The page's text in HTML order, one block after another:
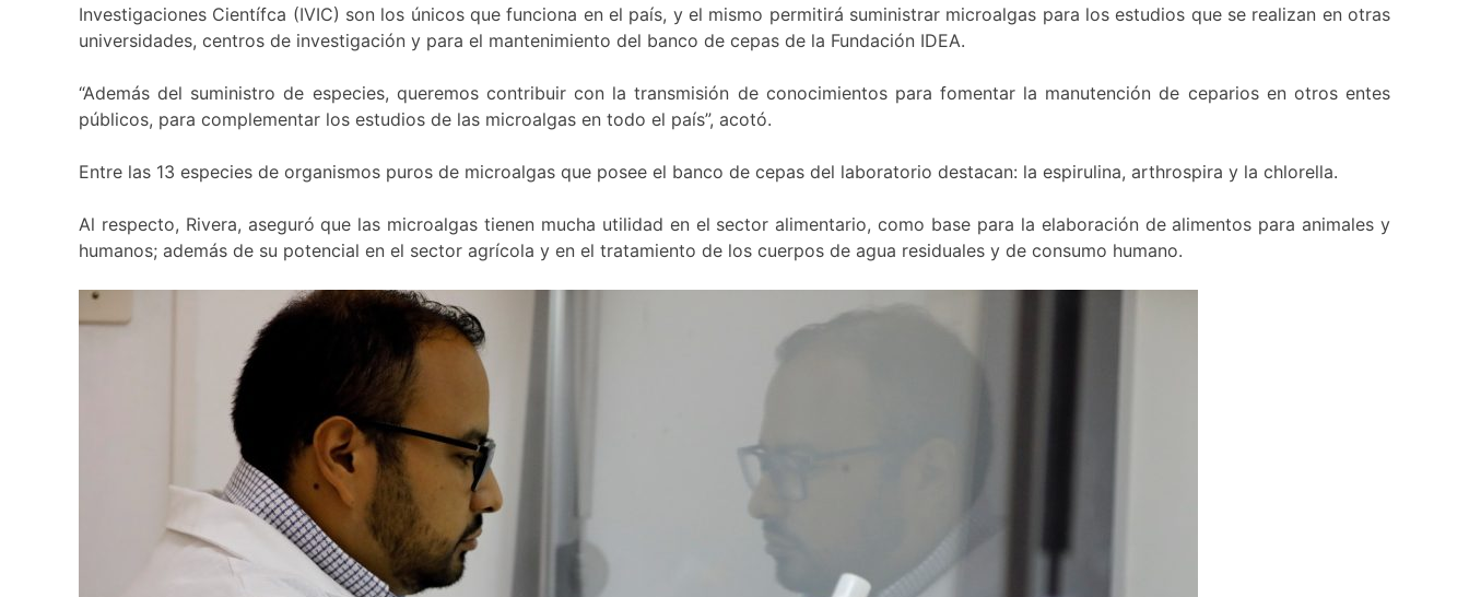
Investigaciones Científca (IVIC) son los únicos que funciona en el país, y el mismo permitirá suministrar microalgas para los estudios que se realizan en otras
universidades, centros de investigación y para el mantenimiento del banco de cepas de la Fundación IDEA.
“Además del suministro de especies, queremos contribuir con la transmisión de conocimientos para fomentar la manutención de ceparios en otros entes
públicos, para complementar los estudios de las microalgas en todo el país”, acotó.
Entre las 13 especies de organismos puros de microalgas que posee el banco de cepas del laboratorio destacan: la espirulina, arthrospira y la chlorella.
Al respecto, Rivera, aseguró que las microalgas tienen mucha utilidad en el sector alimentario, como base para la elaboración de alimentos para animales y
humanos; además de su potencial en el sector agrícola y en el tratamiento de los cuerpos de agua residuales y de consumo humano.